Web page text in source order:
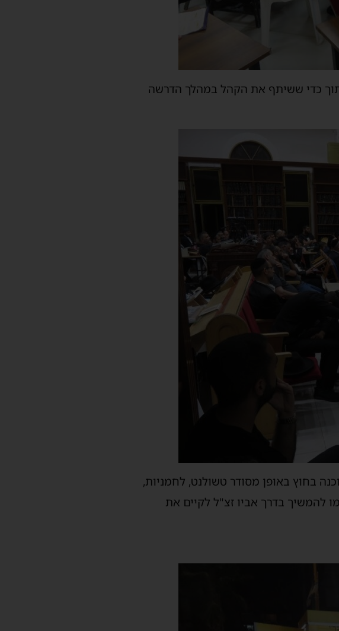
כדי ששיתף את הקהל במהלך הדרשה
בחוץ באופן מסודר טשולנט, לחמניות,
להמשיך בדרך אביו זצ"ל לקיים את